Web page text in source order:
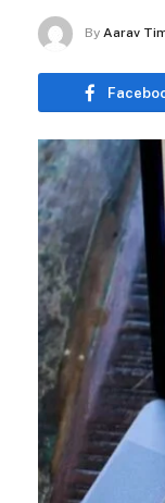
By Aarav